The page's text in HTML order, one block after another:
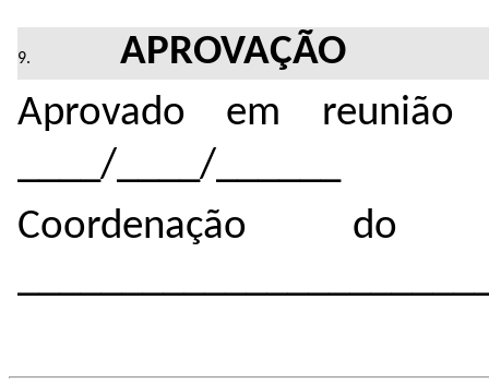
APROVAÇÃO
Aprovado em reunião
____/____/______
Coordenação do